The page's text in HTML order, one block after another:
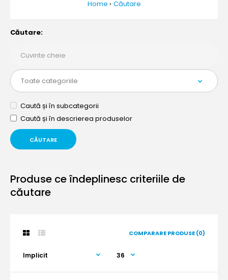
Home Căutare
Căutare:
Caută și în subcategorii
Caută și în descrierea produselor
Produse ce îndeplinesc criteriile de
căutare
COMPARARE PRODUSE (0)